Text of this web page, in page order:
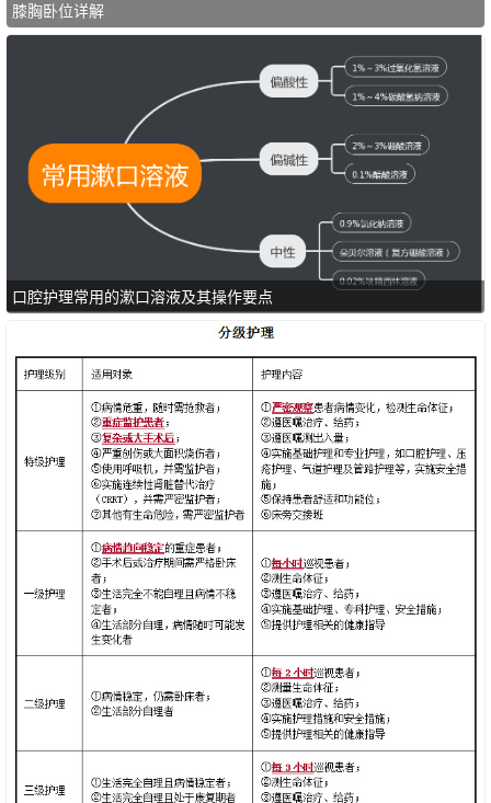
膝胸卧位详解
口腔护理常用的漱口溶液及其操作要点